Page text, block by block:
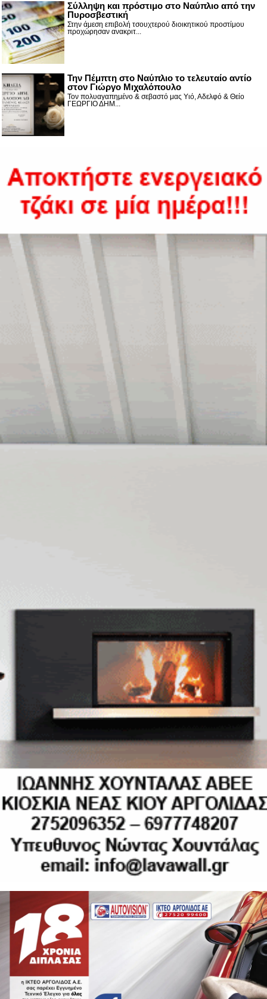
Σύλληψη και πρόστιμο στο Ναύπλιο από την
Πυροσβεστική
Στην άμεση επιβολή τσουχτερού διοικητικού προστίμου
προχώρησαν ανακριτ...
Την Πέμπτη στο Ναύπλιο το τελευταίο αντίο
στον Γιώργο Μιχαλόπουλο
Τον πολυαγαπημένο & σεβαστό μας Υιό, Αδελφό & Θείο
ΓΕΩΡΓΙΟ ΔΗΜ...